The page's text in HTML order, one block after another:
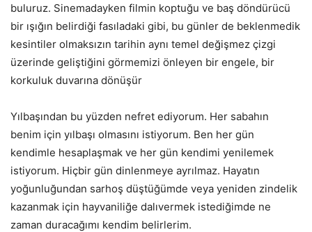
buluruz. Sinemadayken filmin koptuğu ve baş döndürücü
bir ışığın belirdiği fasıladaki gibi, bu günler de beklenmedik
kesintiler olmaksızın tarihin aynı temel değişmez çizgi
üzerinde geliştiğini görmemizi önleyen bir engele, bir
korkuluk duvarına dönüşür
Yılbaşından bu yüzden nefret ediyorum. Her sabahın
benim için yılbaşı olmasını istiyorum. Ben her gün
kendimle hesaplaşmak ve her gün kendimi yenilemek
istiyorum. Hiçbir gün dinlenmeye ayrılmaz. Hayatın
yoğunluğundan sarhoş düştüğümde veya yeniden zindelik
kazanmak için hayvaniliğe dalıvermek istediğimde ne
zaman duracağımı kendim belirlerim.